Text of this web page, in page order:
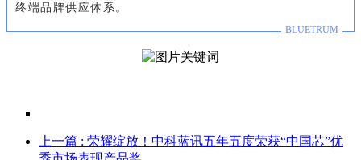
终端品牌供应体系 。
BLUETRUM
上一篇 : 荣耀绽放！中科蓝讯五年五度荣获“中国芯”优